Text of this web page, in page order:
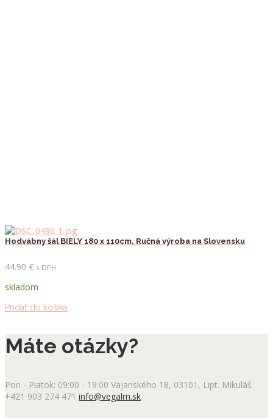
Hodvábny šál BIELY 180 x 110cm, Ručná výroba na Slovensku
44.90 € s DPH
skladom
Pridať do košíka
Máte otázky?
Pon - Piatok: 09:00 - 19:00 Vajanského 18, 03101, Lipt. Mikuláš
+421 903 274 471 info@vegalm.sk